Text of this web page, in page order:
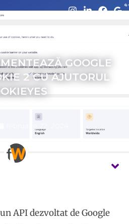
GOOGLE
2 CU AJUTORUL
API dezvoltat de Google